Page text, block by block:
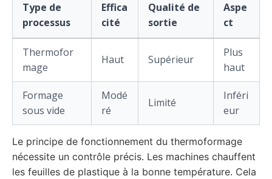
Type de
processus
Effica
cité
Qualité de
sortie
Aspe
ct
Thermofor
mage
Haut Supérieur
Plus
haut
Formage
sous vide
Modé
ré
Limité
Inféri
eur
Le principe de fonctionnement du thermoformage
nécessite un contrôle précis. Les machines chauffent
les feuilles de plastique à la bonne température. Cela